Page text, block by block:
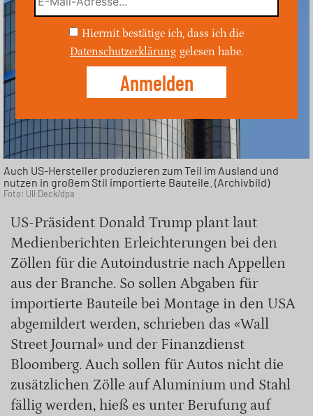
Auch US-Hersteller produzieren zum Teil im Ausland und
nutzen in großem Stil importierte Bauteile. (Archivbild)
Foto: Uli Deck/dpa
US-Präsident Donald Trump plant laut
Medienberichten Erleichterungen bei den
Zöllen für die Autoindustrie nach Appellen
aus der Branche. So sollen Abgaben für
importierte Bauteile bei Montage in den USA
abgemildert werden, schrieben das «Wall
Street Journal» und der Finanzdienst
Bloomberg. Auch sollen für Autos nicht die
zusätzlichen Zölle auf Aluminium und Stahl
fällig werden, hieß es unter Berufung auf
Hiermit bestätige ich, dass ich die
Datenschutzerklärung gelesen habe.